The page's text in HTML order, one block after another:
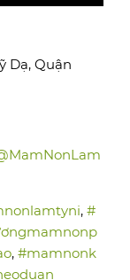
Dạ, Quận
, #
, #mamnonk